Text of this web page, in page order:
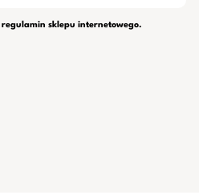
regulamin sklepu internetowego.